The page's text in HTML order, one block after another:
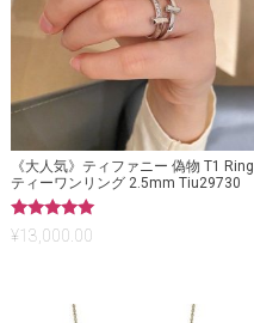
《大人気》ティファニー 偽物 T1 Ring
ティーワンリング 2.5mm Tiu29730
5段階中
5.00
¥13,000.00